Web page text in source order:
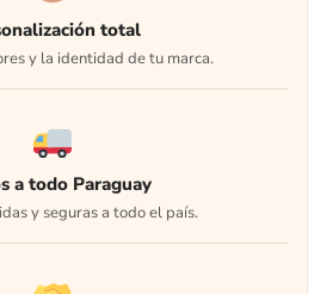
total
y la identidad de tu marca.
a todo Paraguay
y seguras a todo el país.